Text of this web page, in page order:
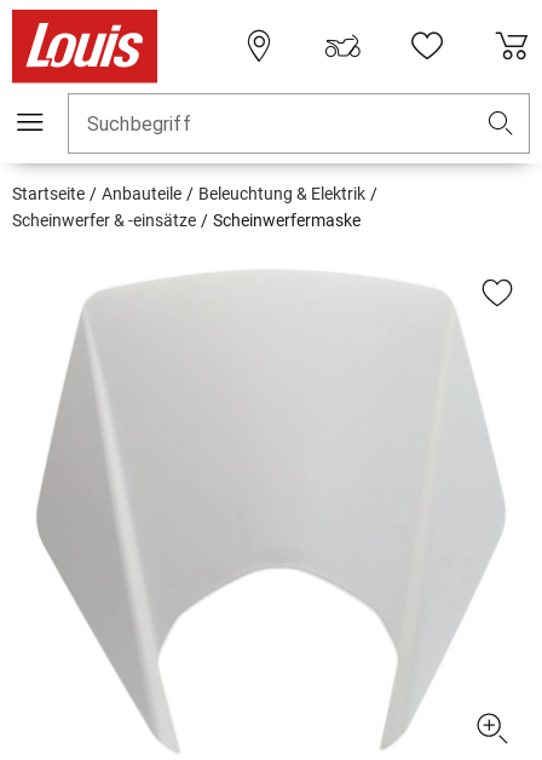
Suchbegriff
Startseite Anbauteile
Beleuchtung & Elektrik
Scheinwerfer & -einsätze
Scheinwerfermaske